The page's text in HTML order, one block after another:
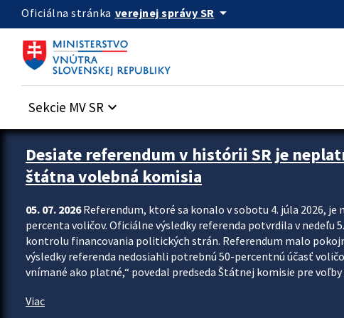
Preskocit na hlavný obsah
Oficiálna stránka verejnej správy SR arrow_drop_down
Sekcie MV SR keyboard_arrow_down
Zastavit automatický posun upútavok
Desiate referendum v histórii SR je
štátna volebná komisia
05. 07. 2026Referendum, ktoré sa konalo v sobotu 4. júla 2026, je
percenta voličov. Oficiálne výsledky referenda potvrdila v nedeľu
kontrolu financovania politických strán. Referendum malo
výsledky referenda nedosiahli potrebnú 50-percentnú účasť
vnímané ako platné,“ povedal predseda Štátnej komisie pre
Viac